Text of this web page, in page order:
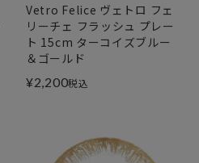
Vetro Felice ヴェトロ フェ
リーチェ フラッシュ プレー
ト 15cm ターコイズブルー
＆ゴールド
¥2,200税込